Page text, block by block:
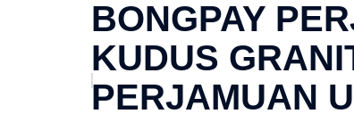
BONGPAY
KUDUS
PERJAMUAN